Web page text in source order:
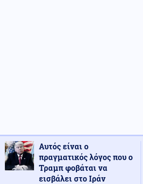
Αυτός είναι ο
πραγματικός λόγος που ο
Τραμπ φοβάται να
εισβάλει στο Ιράν